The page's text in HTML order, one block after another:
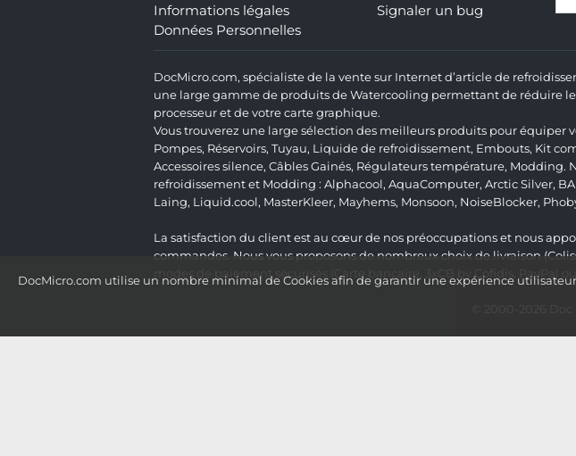
DocMicro.com utilise un nombre minimal de Cookies afin de garantir une expérience
Informations légales
Données Personnelles
Signaler un bug
DocMicro.com, spécialiste de la vente sur Internet d’article de
une large gamme de produits de Watercooling permettant de réduire
processeur et de votre carte graphique.
Vous trouverez une large sélection des meilleurs produits pour équiper
Pompes, Réservoirs, Tuyau, Liquide de refroidissement, Embouts, Kit
Accessoires silence, Câbles Gainés, Régulateurs température, Modding.
refroidissement et Modding : Alphacool, AquaComputer, Arctic Silver,
Laing, Liquid.cool, MasterKleer, Mayhems, Monsoon, NoiseBlocker,
La satisfaction du client est au cœur de nos préoccupations et nous
commandes. Nous vous proposons de nombreux choix de livraison
modes de paiement sécurisés (Carte bancaire, 3xCB by Cofidis, PayPal